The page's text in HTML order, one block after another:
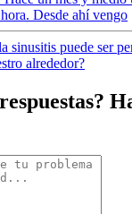
Desde ahí vengo
sinusitis puede ser
alrededor?